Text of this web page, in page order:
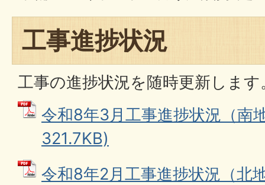
工事進捗状況
工事の進捗状況を随時更新します
令和8年3月工事進捗状況（南
321.7KB)
令和8年2月工事進捗状況（北